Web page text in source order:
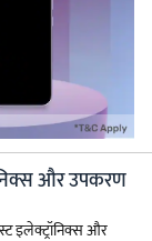
और उपकरण
इलेक्ट्रॉनिक्स और